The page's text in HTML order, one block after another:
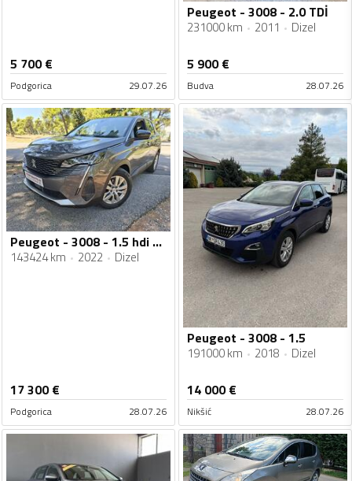
5 700€
Podgorica 29.07.26
Peugeot - 3008 - 2.0 TDİ
231000 km 2011 Dizel
5 900€
Budva 28.07.26
Peugeot - 3008 - 1.5 hdi Automatik
143424 km 2022 Dizel
17 300€
Podgorica 28.07.26
Peugeot - 3008 - 1.5
191000 km 2018 Dizel
14 000€
Nikšić 28.07.26